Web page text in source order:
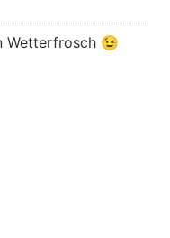
Wetterfrosch 😉